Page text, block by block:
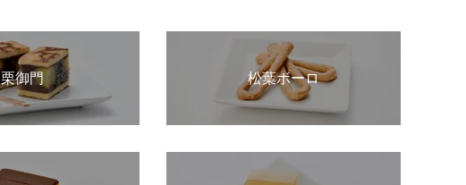
栗御門 松葉ボーロ